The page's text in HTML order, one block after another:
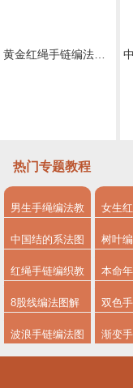
热门专题教程
男生手绳编法教
程
女生
中国结的系法图
解，分享简单易
学的编绳入门制
作教程
树叶
红绳手链编织教
程
本命
8股线编法图解 双色
波浪手链编法图 渐变